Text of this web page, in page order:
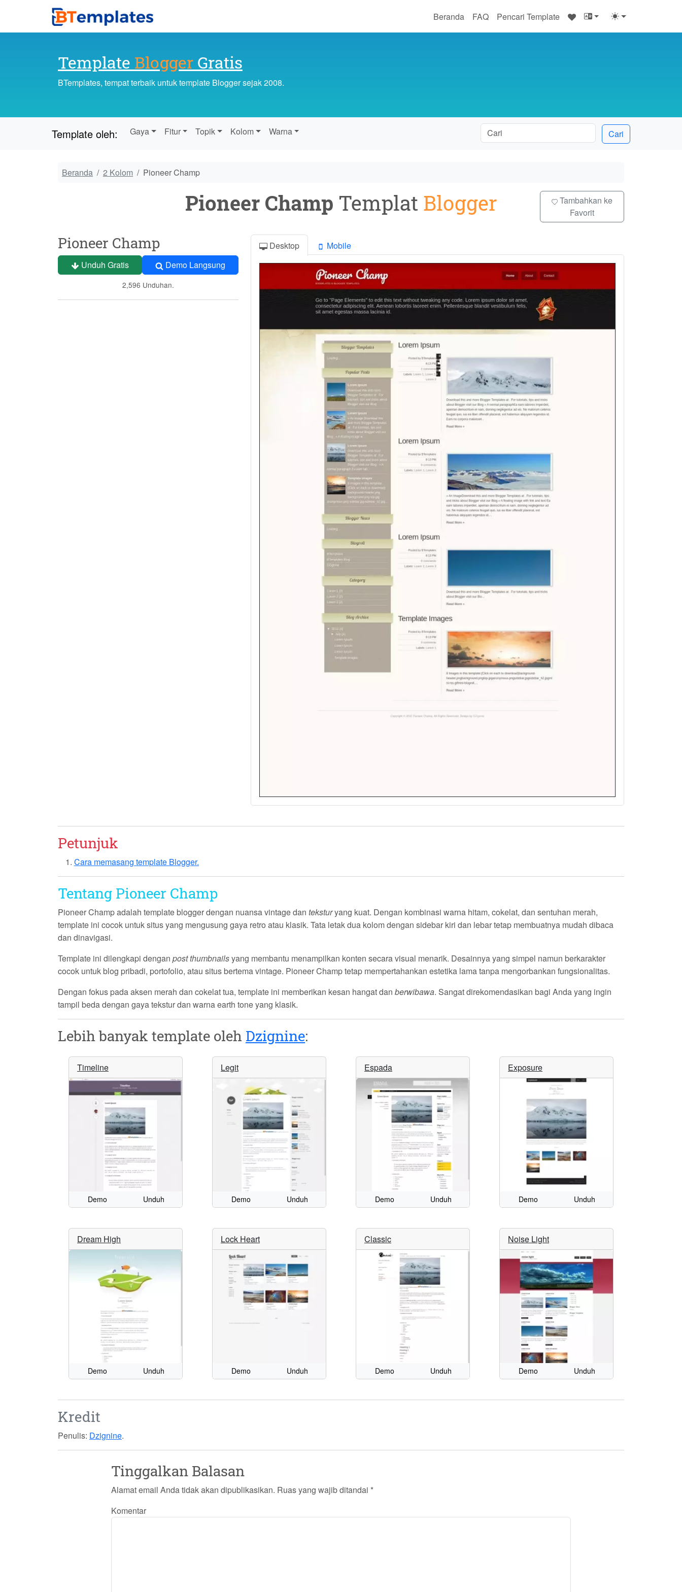
Beranda FAQ Pencari Template ♥
Template Blogger Gratis
BTemplates, tempat terbaik untuk template Blogger sejak 2008.
Template oleh: Gaya Fitur Topik Kolom Warna Cari
Beranda 2 Kolom Pioneer Champ
Pioneer Champ Templat Blogger
Tambahkan ke
Favorit
Pioneer Champ
Unduh Gratis Demo Langsung
2,596 Unduhan.
Desktop Mobile
Petunjuk
Cara memasang template Blogger.
Tentang Pioneer Champ
Pioneer Champ adalah template blogger dengan nuansavintagedan teksturyang kuat. Dengan kombinasi warna hitam, cokelat, dan sentuhan merah,
template ini cocok untuk situs yang mengusung gaya retro atau klasik. Tata letak dua kolom dengan sidebar kiri dan lebar tetap membuatnya mudah dibaca
dan dinavigasi.
Template ini dilengkapi dengan post thumbnailsyang membantu menampilkan konten secara visual menarik. Desainnya yang simpel namun berkarakter
cocok untuk blog pribadi, portofolio, atau situs bertema vintage. Pioneer Champ tetap mempertahankan estetika lama tanpa mengorbankan fungsionalitas.
Dengan fokus pada aksen merah dan cokelat tua, template ini memberikan kesan hangatdan berwibawa. Sangat direkomendasikan bagi Anda yang ingin
tampil beda dengan gaya tekstur dan warna earth tone yang klasik.
Lebih banyak template oleh Dzignine:
Timeline
Demo Unduh
Legit
Demo Unduh
Espada
Demo Unduh
Exposure
Demo Unduh
Dream High
Demo Unduh
Lock Heart
Demo Unduh
Classic
Demo Unduh
Noise Light
Demo Unduh
Kredit
Penulis: Dzignine.
Tinggalkan Balasan
Alamat email Anda tidak akan dipublikasikan. Ruas yang wajib ditandai *
Komentar